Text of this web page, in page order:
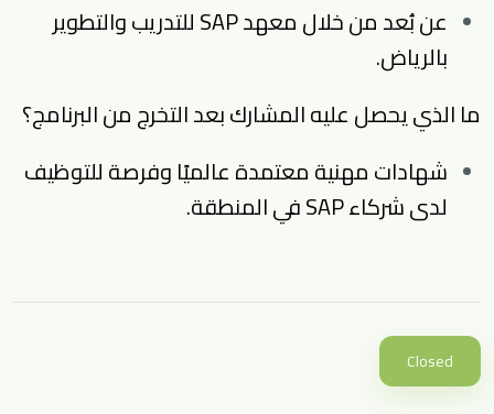
عن بُعد من خلال معهد SAP للتدريب والتطوير
بالرياض.
ما الذي يحصل عليه المشارك بعد التخرج من البرنامج؟
شهادات مهنية معتمدة عالميًا وفرصة للتوظيف
لدى شركاء SAP في المنطقة.
Closed